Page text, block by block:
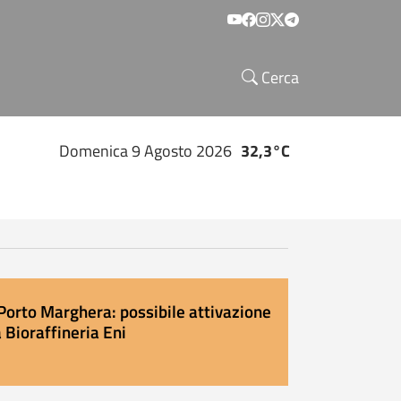
Social menu
Cerca
Domenica 9 Agosto 2026 32,3°C
Marghera: possibile attivazione
Bioraffineria Eni